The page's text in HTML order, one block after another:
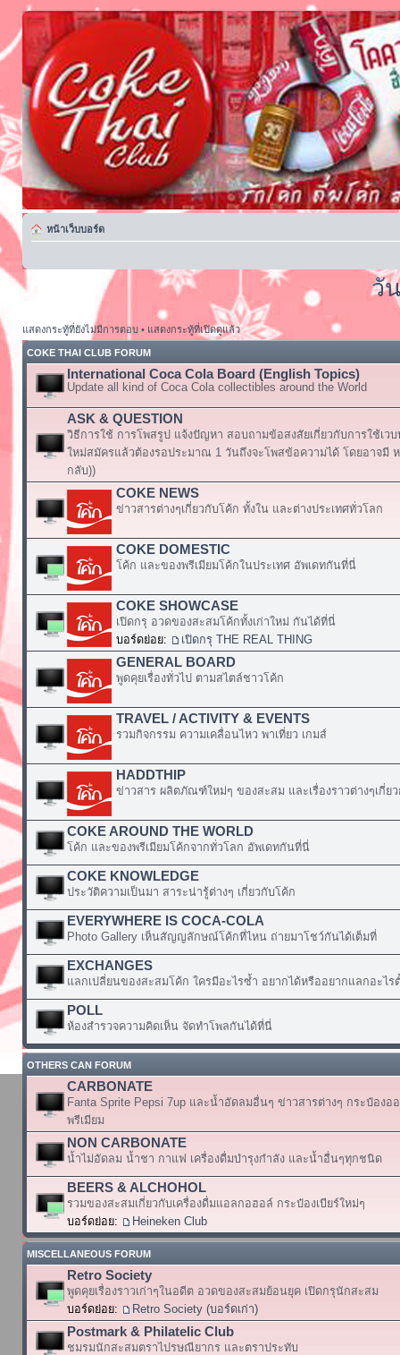
หน้าเว็บบอร์ด
วั
แสดงกระทู้ที่ยังไม่มีการตอบ• แสดงกระทู้ที่เปิดดูแล้ว
COKE THAI CLUB FORUM
International Coca Cola Board (English Topics)
Update all kind of Coca Cola collectibles around the World
ASK & QUESTION
วิธีการใช้ การโพสรูป แจ้งปัญหา สอบถามข้อสงสัยเกี่ยวกับการใช้เว
ใหม่สมัครแล้วต้องรอประมาณ 1 วันถึงจะโพสข้อความได้ โดยอาจมี
กลับ))
COKE NEWS
ข่าวสารต่างๆเกี่ยวกับโค้ก ทั้งใน และต่างประเทศทั่วโลก
COKE DOMESTIC
โค้ก และของพรีเมียมโค้กในประเทศ อัพเดทกันที่นี่
COKE SHOWCASE
เปิดกรุ อวดของสะสมโค้กทั้งเก่าใหม่ กันได้ที่นี่
บอร์ดย่อย:
เปิดกรุ THE REAL THING
GENERAL BOARD
พูดคุยเรื่องทั่วไป ตามสไตล์ชาวโค้ก
TRAVEL / ACTIVITY & EVENTS
รวมกิจกรรม ความเคลื่อนไหว พาเที่ยว เกมส์
HADDTHIP
ข่าวสาร ผลิตภัณฑ์ใหม่ๆ ของสะสม และเรื่องราวต่างๆเกี่ย
COKE AROUND THE WORLD
โค้ก และของพรีเมียมโค้กจากทั่วโลก อัพเดทกันที่นี่
COKE KNOWLEDGE
ประวัติความเป็นมา สาระน่ารู้ต่างๆ เกี่ยวกับโค้ก
EVERYWHERE IS COCA-COLA
Photo Gallery เห็นสัญญลักษณ์โค้กที่ไหน ถ่ายมาโชว์กันได้เต็มที่
EXCHANGES
แลกเปลี่ยนของสะสมโค้ก ใครมีอะไรซ้ำ อยากได้หรืออยากแลกอะไร
POLL
ห้องสำรวจความคิดเห็น จัดทำโพลกันได้ที่นี่
OTHERS CAN FORUM
CARBONATE
Fanta Sprite Pepsi 7up และน้ำอัดลมอื่นๆ ข่าวสารต่างๆ กระป๋องอ
พรีเมียม
NON CARBONATE
น้ำไม่อัดลม น้ำชา กาแฟ เครื่องดื่มบำรุงกำลัง และน้ำอื่นๆทุกชนิด
BEERS & ALCHOHOL
รวมของสะสมเกี่ยวกับเครื่องดื่มแอลกอฮอล์ กระป๋องเบียร์ใหม่ๆ
บอร์ดย่อย:
Heineken Club
MISCELLANEOUS FORUM
Retro Society
พูดคุยเรื่องราวเก่าๆในอดีต อวดของสะสมย้อนยุค เปิดกรุนักสะสม
บอร์ดย่อย:
Retro Society (บอร์ดเก่า)
Postmark & Philatelic Club
ชมรมนักสะสมตราไปรษณียากร และตราประทับ